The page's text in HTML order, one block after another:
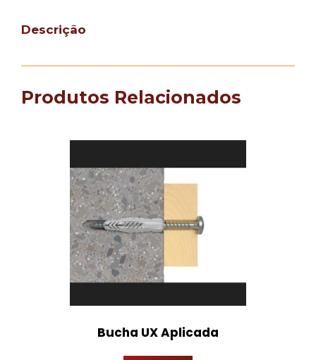
Descrição
Produtos Relacionados
Bucha UX Aplicada